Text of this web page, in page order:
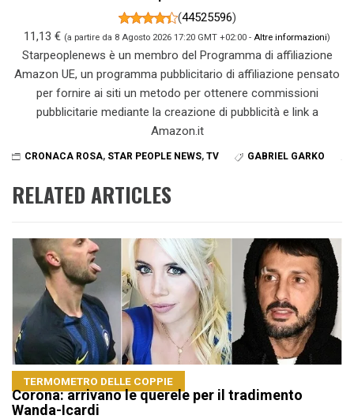
(44525596)
11,13 € (a partire da 8 Agosto 2026 17:20 GMT +02:00 - Altre informazioni)
Starpeoplenews è un membro del Programma di affiliazione
Amazon UE, un programma pubblicitario di affiliazione pensato
per fornire ai siti un metodo per ottenere commissioni
pubblicitarie mediante la creazione di pubblicità e link a
Amazon.it
CRONACA ROSA, STAR PEOPLE NEWS, TV GABRIEL GARKO
RELATED ARTICLES
TERMOMETRO DELLE COPPIE
Corona: arrivano le querele per il tradimento
Wanda-Icardi